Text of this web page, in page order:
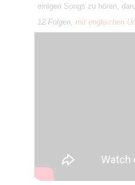
einigen Songs zu hören,
12 Folgen, mit englischen